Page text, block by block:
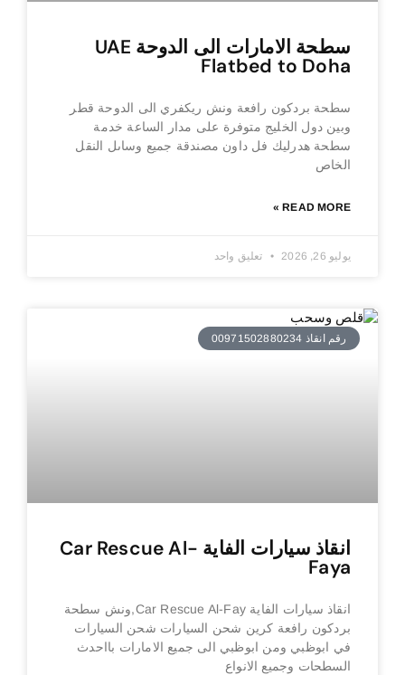
سطحة الامارات الى الدوحة UAE
Flatbed to Doha
سطحة بردكون رافعة ونش ريكفري الى الدوحة قطر
وبين دول الخليج متوفرة على مدار الساعة خدمة
سطحة هدرليك فل داون مصندقة جميع وساىل النقل
الخاص
READ MORE »
يوليو 26, 2026 تعليق واحد
رقم انقاذ 00971502880234
انقاذ سيارات الفاية Car Rescue Al-
Faya
انقاذ سيارات الفاية Car Rescue Al-Fay,ونش سطحة
بردكون رافعة كرين شحن السيارات شحن السيارات
في ابوظبي ومن ابوظبي الى جميع الامارات بااحدث
السطحات وجميع الانواع